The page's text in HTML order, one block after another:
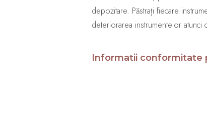
depozitare. Păstrați fiecare
deteriorarea instrumentelor atunci
Informatii conformitate